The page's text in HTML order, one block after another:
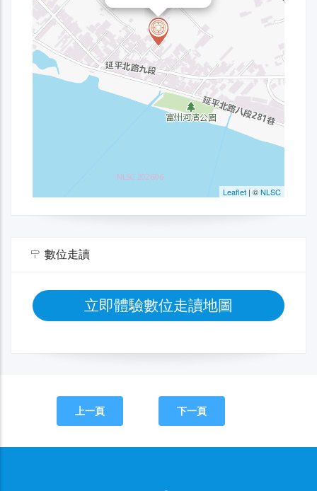
數位走讀
立即體驗數位走讀地圖
上一頁 下一頁